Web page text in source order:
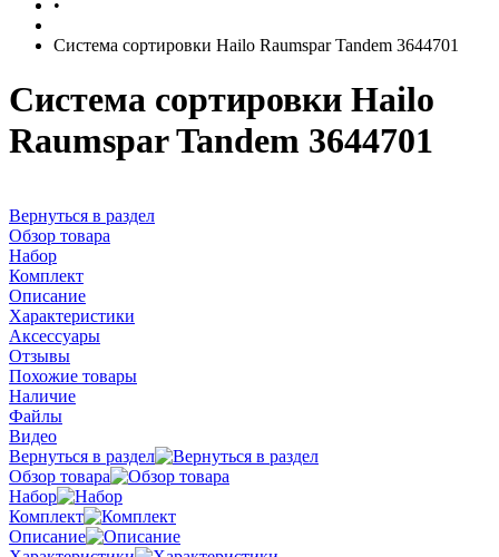
•
Система сортировки Hailo Raumspar Tandem 3644701
Система сортировки Hailo
Raumspar Tandem 3644701
Вернуться в раздел
Обзор товара
Набор
Комплект
Описание
Характеристики
Аксессуары
Отзывы
Похожие товары
Наличие
Файлы
Видео
Вернуться в раздел
Обзор товара
Набор
Комплект
Описание